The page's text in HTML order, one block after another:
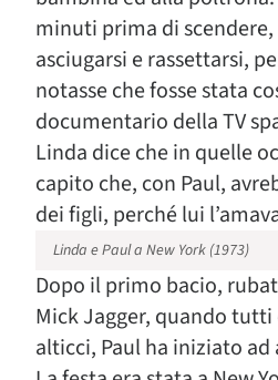
minuti prima di scendere,
asciugarsi e rassettarsi,
notasse che fosse stata
documentario della TV
Linda dice che in quelle
capito che, con Paul,
dei figli, perché lui
Linda e Paul a New York (1973)
Dopo il primo bacio,
Mick Jagger, quando
alticci, Paul ha iniziato ad